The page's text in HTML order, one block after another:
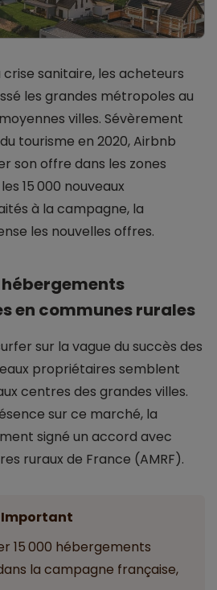
sanitaire, les acheteurs
les grandes métropoles au
villes. Sévèrement
tourisme en 2020, Airbnb
son offre dans les zones
15 000 nouveaux
à la campagne, la
les nouvelles offres.
hébergements
en communes rurales
sur la vague du succès des
propriétaires semblent
centres des grandes villes.
sur ce marché, la
signé un accord avec
ruraux de France (AMRF).
Important
15 000 hébergements
la campagne française,